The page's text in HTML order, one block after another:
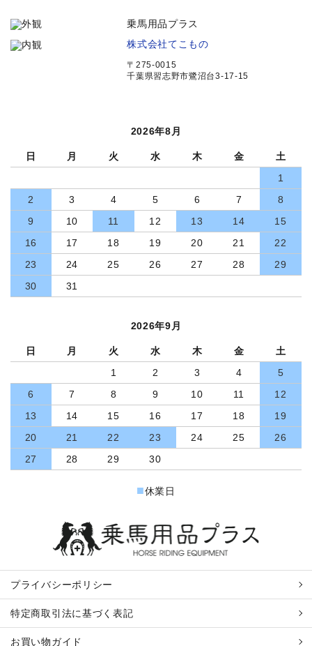
乗馬用品プラス
株式会社てこもの
〒275-0015
千葉県習志野市鷺沼台3-17-15
2026年8月
日 月 火 水 木 金
土
1
2
3 4 5 6 7
8
9
10 11 12 13 14
15
16
17 18 19 20 21
22
23
24 25 26 27 28
29
30
31
2026年9月
日 月 火 水 木 金
土
1
2 3 4
5
6
7 8 9 10 11
12
13
14 15 16 17 18
19
20
21 22 23 24 25
26
27
28 29 30
■休業日
プライバシーポリシー
特定商取引法に基づく表記
お買い物ガイド